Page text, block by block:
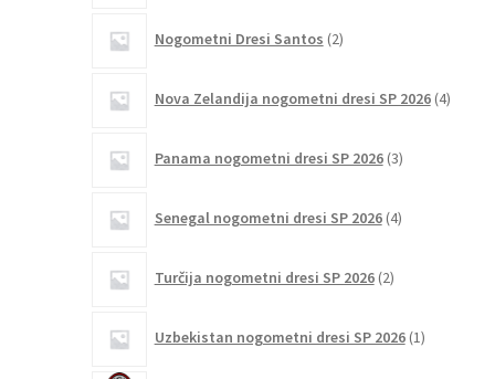
Nogometni Dresi Santos 2izdelka
Nova Zelandija nogometni dresi SP 2026 4izdelki
Panama nogometni dresi SP 2026 3izdelki
Senegal nogometni dresi SP 2026 4izdelki
Turčija nogometni dresi SP 2026 2izdelka
Uzbekistan nogometni dresi SP 2026 1izdelek